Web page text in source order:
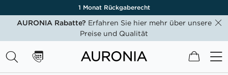
1 Monat Rückgaberecht
AURONIA Rabatte? Erfahren Sie hier mehr über unsere
Preise und Qualität
Mein